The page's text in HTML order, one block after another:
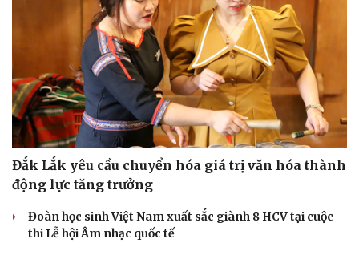
Doanh nhân
Vì cộng đồng
Trải nghiệm
Chuyển đổi số
Đắk Lắk yêu cầu chuyển hóa giá trị văn hóa thành
động lực tăng trưởng
Đoàn học sinh Việt Nam xuất sắc giành 8 HCV tại cuộc
thi Lễ hội Âm nhạc quốc tế